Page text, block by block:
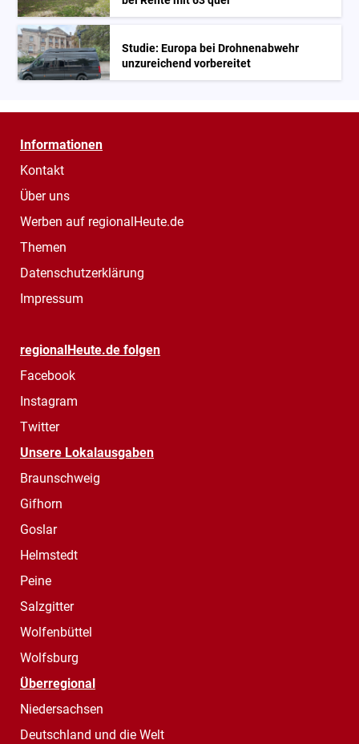
Studie: Europa bei Drohnenabwehr
unzureichend vorbereitet
Informationen
Kontakt
Über uns
Werben auf regionalHeute.de
Themen
Datenschutzerklärung
Impressum
regionalHeute.de folgen
Facebook
Instagram
Twitter
Unsere Lokalausgaben
Braunschweig
Gifhorn
Goslar
Helmstedt
Peine
Salzgitter
Wolfenbüttel
Wolfsburg
Überregional
Niedersachsen
Deutschland und die Welt